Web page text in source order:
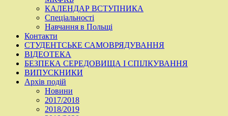
КАЛЕНДАР ВСТУПНИКА
Спеціальності
Навчання в Польщі
Контакти
СТУДЕНТСЬКЕ САМОВРЯДУВАННЯ
ВІДЕОТЕКА
БЕЗПЕКА СЕРЕДОВИЩА І СПІЛКУВАННЯ
ВИПУСКНИКИ
Архів подій
Новини
2017/2018
2018/2019